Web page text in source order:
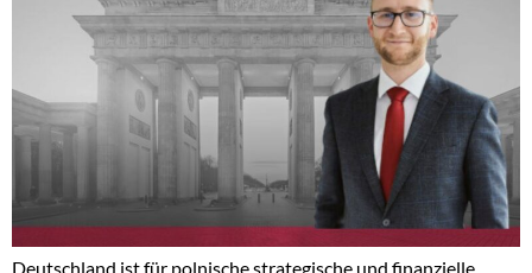
Deutschland ist für polnische strategische und finanzielle